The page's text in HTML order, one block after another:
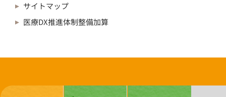
サイトマップ
医療DX推進体制整備加算